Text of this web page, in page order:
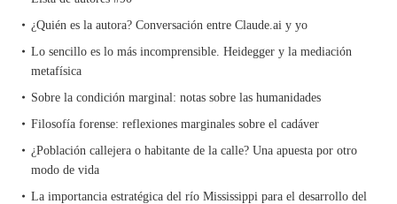
¿Quién es la autora? Conversación entre Claude.ai y yo
Lo sencillo es lo más incomprensible. Heidegger y la mediación
metafísica
Sobre la condición marginal: notas sobre las humanidades
Filosofía forense: reflexiones marginales sobre el cadáver
¿Población callejera o habitante de la calle? Una apuesta por otro
modo de vida
La importancia estratégica del río Mississippi para el desarrollo del